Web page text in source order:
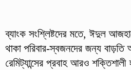
ব্যাংক সংশ্লিষ্টদের মতে, ঈদুল
থাকা পরিবার-স্বজনদের জন্য বাড়তি
রেমিট্যান্সের প্রবাহ আরও শক্তিশালী